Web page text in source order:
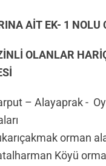
AİT EK- 1 NOLU
OLANLAR
– Alayaprak -
orman
Köyü